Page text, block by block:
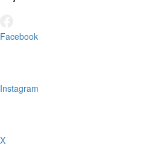
Facebook
Instagram
X